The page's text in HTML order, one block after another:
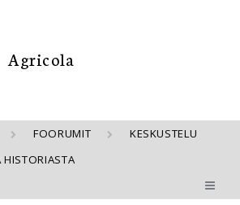
FOORUMIT
KESKUSTELU
HISTORIASTA